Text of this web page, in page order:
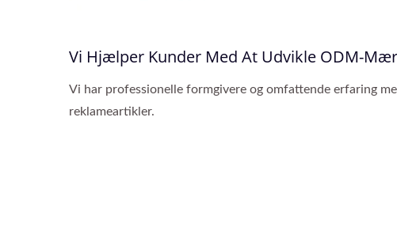
Vi Hjælper Kunder Med At Udvikle ODM-
Vi har professionelle formgivere og omfattende erfaring
reklameartikler.